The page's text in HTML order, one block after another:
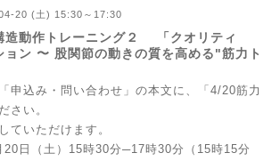
20 (土) 15:30～17:30
造動作トレーニング２ 「クオリティ
ョン 〜 股関節の動きの質を高める"筋力ト
申込み・問い合わせ」の本文に、「4/20筋力
さい。
ていただけます。
20日（土）15時30分─17時30分（15時15分